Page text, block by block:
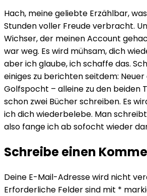
Hach, meine geliebte Erzählbar,
Stunden voller Freude verbracht.
Wichser, der meinen Account
war weg. Es wird mühsam, dich
aber ich glaube, ich schaffe das.
einiges zu berichten seitdem:
Golfspocht – alleine zu den beiden
schon zwei Bücher schreiben. Es
ich dich wiederbelebe. Man
also fange ich ab sofocht wieder
Schreibe einen
Deine E-Mail-Adresse wird nicht
Erforderliche Felder sind mit *